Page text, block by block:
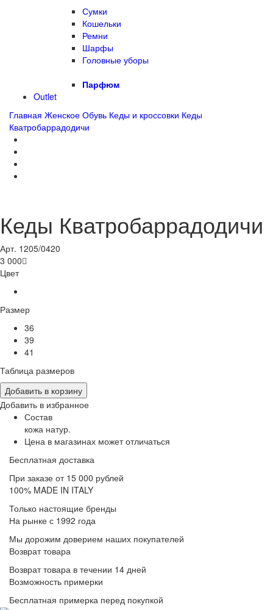
Сумки
Кошельки
Ремни
Шарфы
Головные уборы
Парфюм
Outlet
Главная Женское Обувь Кеды и кроссовки Кеды
Кватробаррадодичи
Кеды Кватробаррадодичи
Арт. 1205/0420
3 000
Цвет
Размер
36
39
41
Таблица размеров
Добавить в корзину
Добавить в избранное
Состав
кожа натур.
Цена в магазинах может отличаться
Бесплатная доставка
При заказе от 15 000 рублей
100% MADE IN ITALY
Только настоящие бренды
На рынке с 1992 года
Мы дорожим доверием наших покупателей
Возврат товара
Возврат товара в течении 14 дней
Возможность примерки
Бесплатная примерка перед покупкой